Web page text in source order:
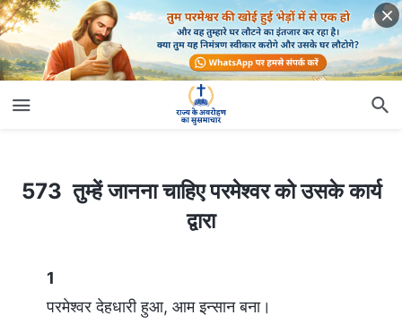
573 तुम्हें जानना चाहिए परमेश्वर को उसके कार्य द्वारा
573 तुम्हें जानना चाहिए परमेश्वर को उसके कार्य
द्वारा
1
परमेश्वर देहधारी हुआ, आम इन्सान बना।